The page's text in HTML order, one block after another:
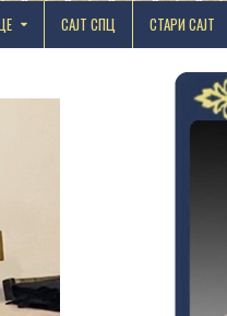
САЈТ СПЦ СТАРИ САЈТ